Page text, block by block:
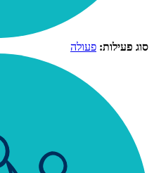
סוג פעילות:פעולה